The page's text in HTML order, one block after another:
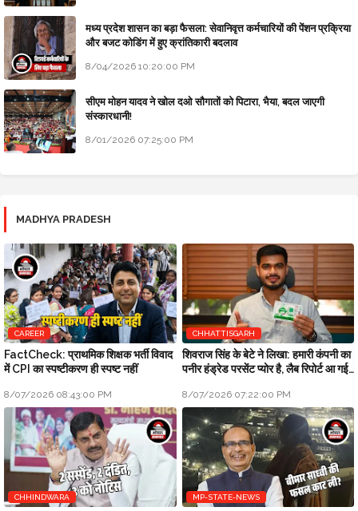
मध्य प्रदेश शासन का बड़ा फैसला: सेवानिवृत्त कर्मचारियों की पेंशन प्रक्रिया
और बजट कोडिंग में हुए क्रांतिकारी बदलाव
8/04/2026 10:20:00 PM
सीएम मोहन यादव ने खोल दओ सौगातों को पिटारा, भैया, बदल जाएगी
संस्कारधानी!
8/01/2026 07:25:00 PM
MADHYA PRADESH
CAREER
FactCheck: प्राथमिक शिक्षक भर्ती विवाद
में CPI का स्पष्टीकरण ही स्पष्ट नहीं
8/07/2026 08:43:00 PM
CHHATTISGARH
शिवराज सिंह के बेटे ने लिखा: हमारी कंपनी का
पनीर हंड्रेड परसेंट प्योर है, लैब रिपोर्ट आ गई
8/07/2026 07:22:00 PM
CHHINDWARA MP-STATE-NEWS